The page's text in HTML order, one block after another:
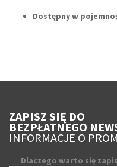
Dostępny w
ZAPISZ SIĘ DO
BEZPŁATNEGO
INFORMACJE O
Dlaczego warto się